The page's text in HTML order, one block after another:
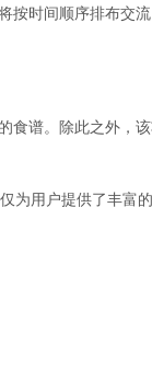
按时间顺序排布交流
食谱。除此之外，
为用户提供了丰富